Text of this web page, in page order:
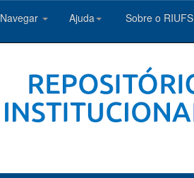
Navegar Ajuda Sobre o RIUFS